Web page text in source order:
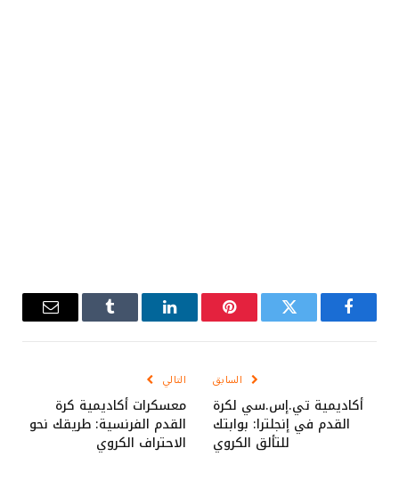
فيسبوك تويتر بينتيريستلينكدإن Tumblr
البريد
السابق
أكاديمية تي.إس.سي لكرة
القدم في إنجلترا: بوابتك
للتألق الكروي
التالي
معسكرات أكاديمية كرة
القدم الفرنسية: طريقك نحو
الاحتراف الكروي